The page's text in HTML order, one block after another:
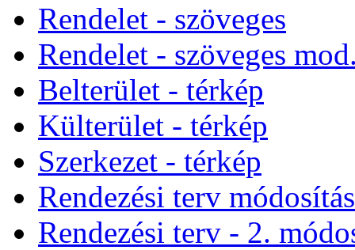
Rendelet - szöveges
Rendelet - szöveges
Belterület - térkép
Külterület - térkép
Szerkezet - térkép
Rendezési terv
Rendezési terv - 2.